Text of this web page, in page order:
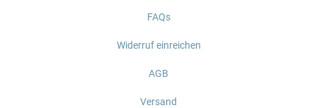
FAQs
Widerruf einreichen
AGB
Versand